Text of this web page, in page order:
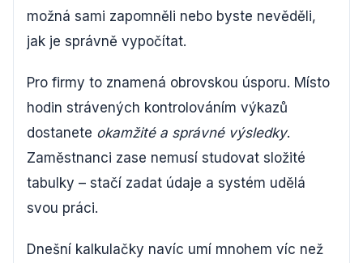
možná sami zapomněli nebo byste nevěděli,
jak je správně vypočítat.
Pro firmy to znamená obrovskou úsporu. Místo
hodin strávených kontrolováním výkazů
dostanete okamžité a správné výsledky.
Zaměstnanci zase nemusí studovat složité
tabulky – stačí zadat údaje a systém udělá
svou práci.
Dnešní kalkulačky navíc umí mnohem víc než